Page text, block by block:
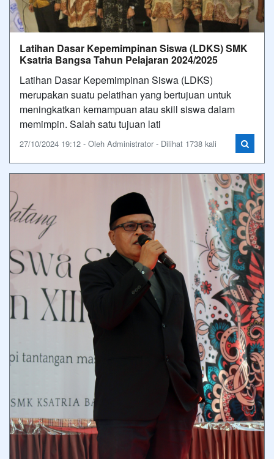
Latihan Dasar Kepemimpinan Siswa (LDKS) SMK
Ksatria Bangsa Tahun Pelajaran 2024/2025
Latihan Dasar Kepemimpinan Siswa (LDKS)
merupakan suatu pelatihan yang bertujuan untuk
meningkatkan kemampuan atau skill siswa dalam
memimpin. Salah satu tujuan lati
27/10/2024 19:12 - Oleh Administrator - Dilihat 1738 kali